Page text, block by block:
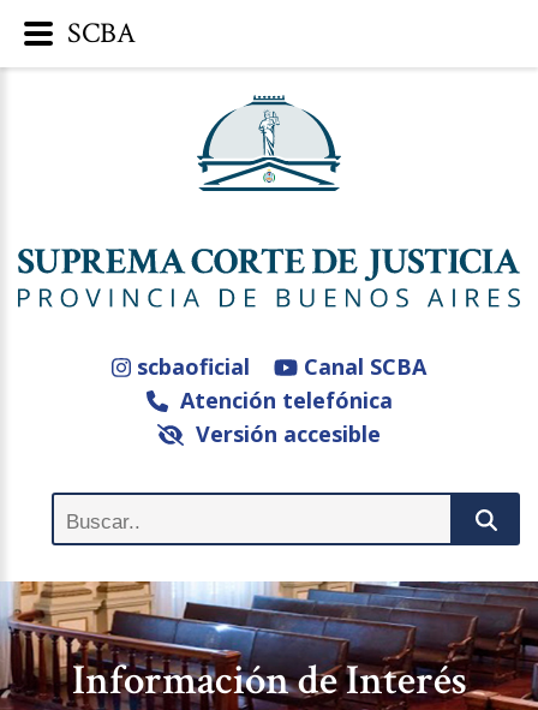
scbaoficial
Canal SCBA
Atención telefónica
Versión accesible
Información de Interés
SCBA